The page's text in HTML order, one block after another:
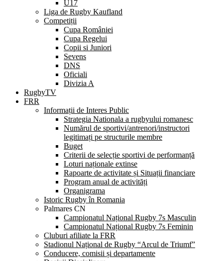
U17
Liga de Rugby Kaufland
Competiții
Cupa României
Cupa Regelui
Copii si Juniori
Sevens
DNS
Oficiali
Divizia A
RugbyTV
FRR
Informații de Interes Public
Strategia Nationala a rugbyului romanesc
Numărul de sportivi/antrenori/instructori
legitimați pe structurile membre
Buget
Criterii de selecție sportivi de performanță
Loturi naționale extinse
Rapoarte de activitate și Situații financiare
Program anual de activități
Organigrama
Istoric Rugby în Romania
Palmares CN
Campionatul Național Rugby 7s Masculin
Campionatul Național Rugby 7s Feminin
Cluburi afiliate la FRR
Stadionul Național de Rugby “Arcul de Triumf”
Conducere, comisii și departamente